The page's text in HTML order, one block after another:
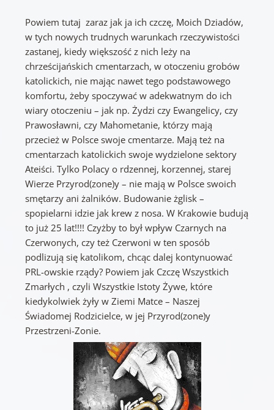
Powiem tutaj zaraz jak ja ich czczę, Moich Dziadów,
w tych nowych trudnych warunkach rzeczywistości
zastanej, kiedy większość z nich leży na
chrześcijańskich cmentarzach, w otoczeniu grobów
katolickich, nie mając nawet tego podstawowego
komfortu, żeby spoczywać w adekwatnym do ich
wiary otoczeniu – jak np. Żydzi czy Ewangelicy, czy
Prawosławni, czy Mahometanie, którzy mają
przecież w Polsce swoje cmentarze. Mają też na
cmentarzach katolickich swoje wydzielone sektory
Ateiści. Tylko Polacy o rdzennej, korzennej, starej
Wierze Przyrod(zone)y – nie mają w Polsce swoich
smętarzy ani żalników. Budowanie żglisk –
spopielarni idzie jak krew z nosa. W Krakowie budują
to już 25 lat!!!! Czyżby to był wpływ Czarnych na
Czerwonych, czy też Czerwoni w ten sposób
podlizują się katolikom, chcąc dalej kontynuować
PRL-owskie rządy? Powiem jak Czczę Wszystkich
Zmarłych , czyli Wszystkie Istoty Żywe, które
kiedykolwiek żyły w Ziemi Matce – Naszej
Świadomej Rodzicielce, w jej Przyrod(zone)y
Przestrzeni-Zonie.